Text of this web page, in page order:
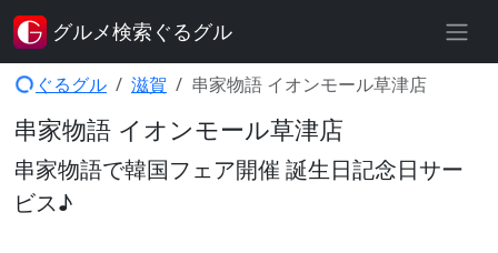
ぐるグル 滋賀 串家物語 イオンモール草津店
串家物語 イオンモール草津店
串家物語で韓国フェア開催 誕生日記念日サー
ビス♪
グルメ検索ぐるグル